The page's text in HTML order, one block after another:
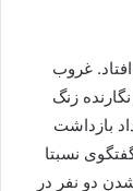
غروب
نگارنده زنگ
بازداشت
نسبتا
دو نفر در